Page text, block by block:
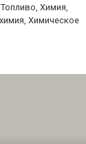
Химия,
Химическое